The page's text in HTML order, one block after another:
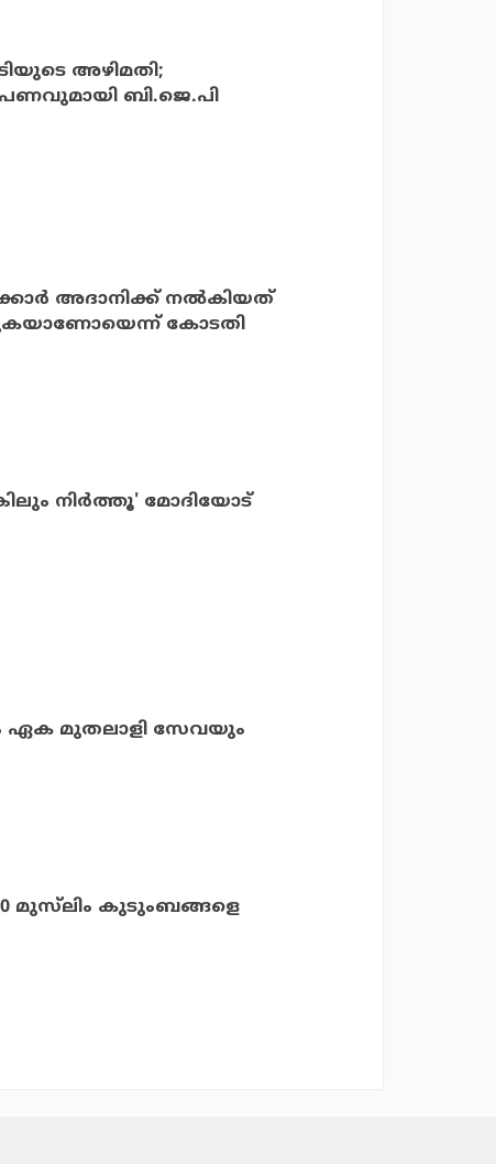
അഴിമതി;
ബി.ജെ.പി
അദാനിക്ക് നല്‍കിയത്
കോടതി
നിര്‍ത്തൂ' മോദിയോട്
ഏക മുതലാളി സേവയും
മുസ്‌ലിം കുടുംബങ്ങളെ